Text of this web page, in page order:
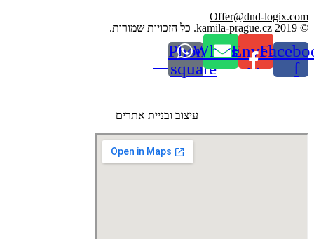
Offer@dnd-logix.com
© 2019 kamila-prague.cz. כל הזכויות שמורות.
f
Envelope
Whatsapp
Phone-
square
עיצוב ובניית אתרים